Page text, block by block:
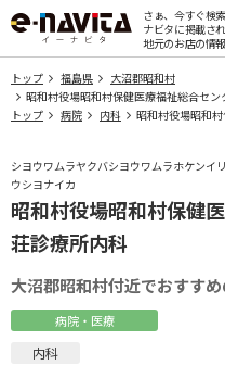
さぁ、今すぐ検
ナビタに掲載さ
地元のお店の情
トップ 福島県
大沼郡昭和村
昭和村役場昭和村保健医療福祉総合セ
トップ
病院 内科 昭和村役場昭和
シヨウワムラヤクバシヨウワムラホケンイ
ウシヨナイカ
昭和村役場昭和村保健
荘診療所内科
大沼郡昭和村付近でおすす
病院・医療
内科